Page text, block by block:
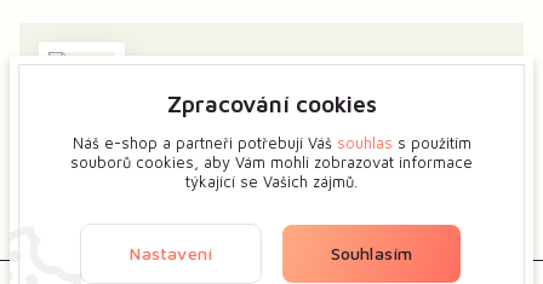
Zajímá vás má tvorba? Dejte mi předem vědět a ukážeme
Zobrazit na mapě
Zpracování cookies
Náš e-shop a partneři potřebují Váš souhlas s použitím
souborů cookies, aby Vám mohli zobrazovat informace
týkající se Vašich zájmů.
Nastavení Souhlasím